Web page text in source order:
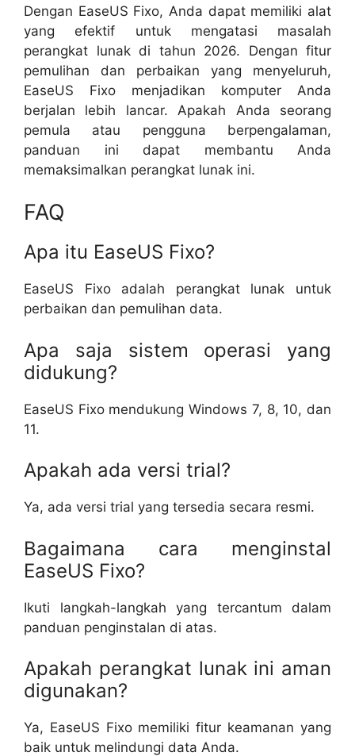
Dengan EaseUS Fixo, Anda dapat memiliki alat
yang efektif untuk mengatasi masalah
perangkat lunak di tahun 2026. Dengan fitur
pemulihan dan perbaikan yang menyeluruh,
EaseUS Fixo menjadikan komputer Anda
berjalan lebih lancar. Apakah Anda seorang
pemula atau pengguna berpengalaman,
panduan ini dapat membantu Anda
memaksimalkan perangkat lunak ini.
FAQ
Apa itu EaseUS Fixo?
EaseUS Fixo adalah perangkat lunak untuk
perbaikan dan pemulihan data.
Apa saja sistem operasi yang
didukung?
EaseUS Fixo mendukung Windows 7, 8, 10, dan
11.
Apakah ada versi trial?
Ya, ada versi trial yang tersedia secara resmi.
Bagaimana cara menginstal
EaseUS Fixo?
Ikuti langkah-langkah yang tercantum dalam
panduan penginstalan di atas.
Apakah perangkat lunak ini aman
digunakan?
Ya, EaseUS Fixo memiliki fitur keamanan yang
baik untuk melindungi data Anda.